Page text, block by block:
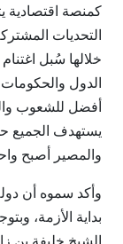
كمنصة اقتصادية
التحديات
خلالها سُبل
الدول والحكومات
أفضل للشعوب
يستهدف الجميع
والمصير أصبح
وأكد سموه أن
بداية الأزمة،